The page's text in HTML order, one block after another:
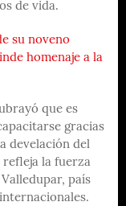
de vida.
su noveno
homenaje a la
que es
gracias
develación del
refleja la fuerza
país